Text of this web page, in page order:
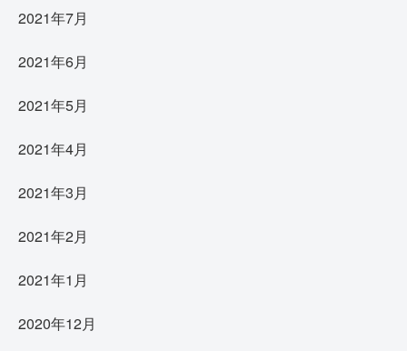
2021年7月
2021年6月
2021年5月
2021年4月
2021年3月
2021年2月
2021年1月
2020年12月